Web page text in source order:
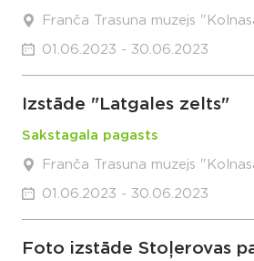
Franča Trasuna muzejs
01.06.2023 - 30.06.2023
Izstāde "Latgales zelts"
Sakstagala pagasts
Franča Trasuna muzejs
01.06.2023 - 30.06.2023
Foto izstāde Stoļerovas